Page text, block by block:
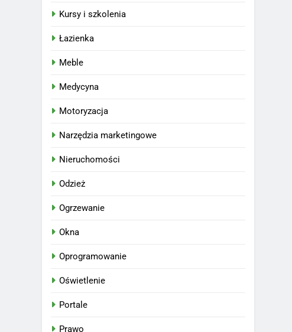
Kursy i szkolenia
Łazienka
Meble
Medycyna
Motoryzacja
Narzędzia marketingowe
Nieruchomości
Odzież
Ogrzewanie
Okna
Oprogramowanie
Oświetlenie
Portale
Prawo